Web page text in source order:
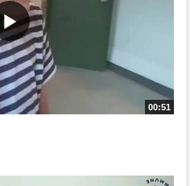
00:51